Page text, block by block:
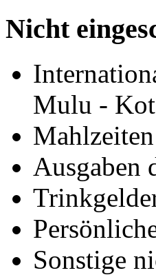
Nicht
Mulu -
Ausgaben
Sonstige